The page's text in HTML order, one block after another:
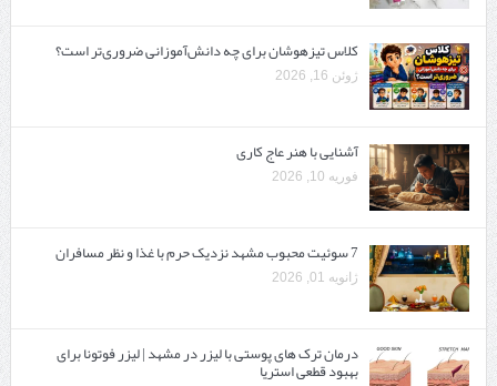
کلاس تیزهوشان برای چه دانش‌آموزانی ضروری‌تر است؟
ژوئن 16, 2026
آشنایی با هنر عاج کاری
فوریه 10, 2026
7 سوئیت محبوب مشهد نزدیک حرم با غذا و نظر مسافران
ژانویه 01, 2026
درمان ترک های پوستی با لیزر در مشهد | لیزر فوتونا برای
بهبود قطعی استریا